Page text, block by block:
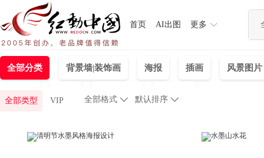
首页 AI出图 更多
全部分类 背景墙|装饰画 海报 插画 风景图片
单页/折页 PC首页
全部类型 VIP 
全部格式 默认排序 